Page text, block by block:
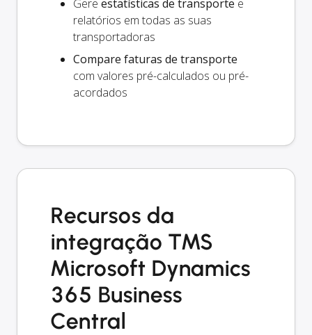
Gere estatísticas de transporte e
relatórios em todas as suas
transportadoras
Compare faturas de transporte
com valores pré-calculados ou pré-
acordados
Recursos da
integração TMS
Microsoft Dynamics
365 Business
Central